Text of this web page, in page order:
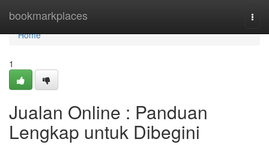
bookmarkplaces
Home
Home
1
Jualan Online : Panduan
Lengkap untuk Dibegini